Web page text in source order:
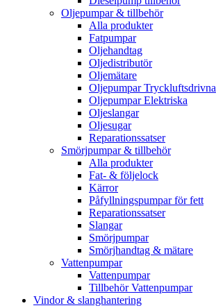
Oljepumpar & tillbehör
Alla produkter
Fatpumpar
Oljehandtag
Oljedistributör
Oljemätare
Oljepumpar Tryckluftsdrivna
Oljepumpar Elektriska
Oljeslangar
Oljesugar
Reparationssatser
Smörjpumpar & tillbehör
Alla produkter
Fat- & följelock
Kärror
Påfyllningspumpar för fett
Reparationssatser
Slangar
Smörjpumpar
Smörjhandtag & mätare
Vattenpumpar
Vattenpumpar
Tillbehör Vattenpumpar
Vindor & slanghantering